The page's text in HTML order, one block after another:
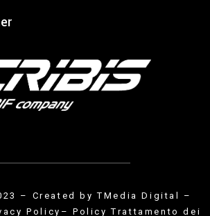
– Created byTMedia Digital –
Policy – Policy Trattamento dei